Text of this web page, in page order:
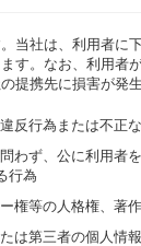
当社は、利用者
す。なお、利用
携先に損害が発
反行為または不正
わず、公に利用
行為
権等の人格権、
は第三者の個人情